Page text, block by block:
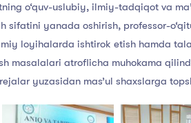
o‘quv-uslubiy, ilmiy-tadqiqot va
sifatini yanada oshirish, professor-
loyihalarda ishtirok etish hamda
masalalari atroflicha muhokama
yuzasidan mas’ul shaxslarga